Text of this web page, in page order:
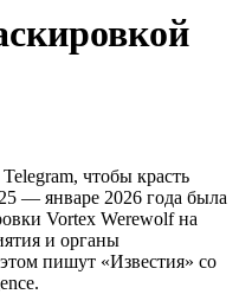
чтобы красть
— январе 2026 года была
Vortex Werewolf на
и органы
пишут «Известия» со